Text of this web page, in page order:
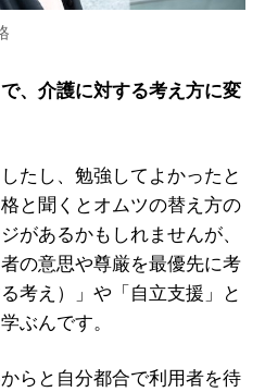
、介護に対する考え方に変
たし、勉強してよかったと
と聞くとオムツの替え方の
があるかもしれませんが、
の意思や尊厳を最優先に考
考え）」や「自立支援」と
ぶんです。
らと自分都合で利用者を待